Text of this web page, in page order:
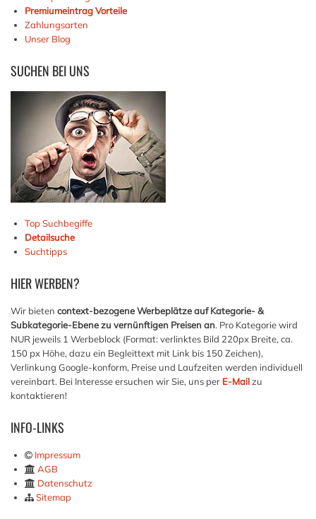
Premiumeintrag Vorteile
Zahlungsarten
Unser Blog
SUCHEN BEI UNS
Top Suchbegiffe
Detailsuche
Suchtipps
HIERWERBEN?
Wir bieten context-bezogene Werbeplätze auf Kategorie- &
Subkategorie-Ebene zu vernünftigen Preisen an. Pro Kategorie wird
NUR jeweils 1 Werbeblock (Format: verlinktes Bild 220px Breite, ca.
150 px Höhe, dazu ein Begleittext mit Link bis 150 Zeichen),
Verlinkung Google-konform, Preise und Laufzeiten werden individuell
vereinbart. Bei Interesse ersuchen wir Sie, uns per E-Mailzu
kontaktieren!
INFO-LINKS
Impressum
AGB
Datenschutz
Sitemap